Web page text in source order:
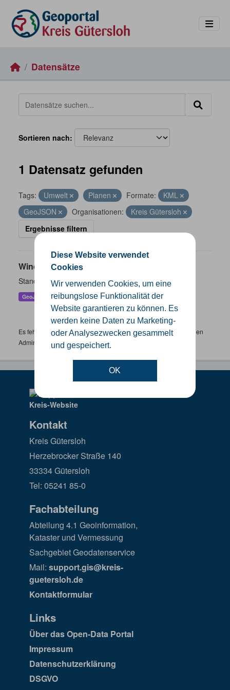
Diese Website verwendet
Cookies
Wir verwenden Cookies, um eine
reibungslose Funktionalität der
Website garantieren zu können. Es
werden keine Daten zu Marketing-
oder Analysezwecken gesammelt
und gespeichert.
OK
Datensätze
Sortieren nach
1 Datensatz gefunden
Tags: Umwelt Planen Formate:
KML
GeoJSON
Organisationen:
Kreis Gütersloh
Ergebnisse filtern
Windenergieanlagen
Standorte der Windenergieanlagen im Kreis Gütersloh
GeoJSON KML SHP
Es fehlen spezifische Datensätze? Wenden Sie sich bitte an einen
Administrator unter:support.gis@kreis-guetersloh.de
Kontakt
Kreis Gütersloh
Herzebrocker Straße 140
33334 Gütersloh
Tel: 05241 85-0
Fachabteilung
Abteilung 4.1 Geoinformation,
Kataster und Vermessung
Sachgebiet Geodatenservice
Mail: support.gis@kreis-
guetersloh.de
Kontaktformular
Links
Über das Open-Data Portal
Impressum
Datenschutzerklärung
DSGVO